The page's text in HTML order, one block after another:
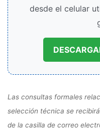
desde el celular
Las consultas formales
selección técnica se
de la casilla de correo